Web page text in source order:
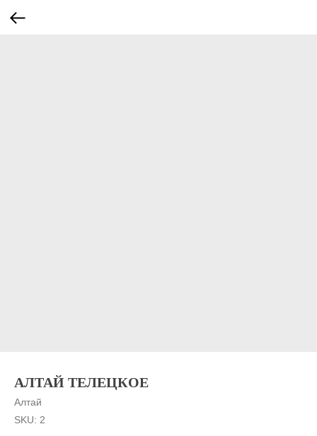
АЛТАЙ ТЕЛЕЦКОЕ
Алтай
SKU: 2